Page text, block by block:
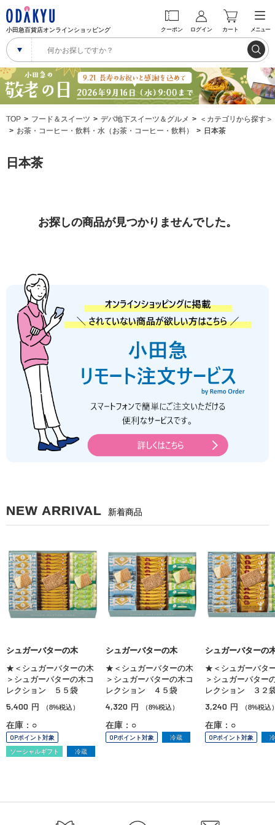
小田急百貨店オンラインショッピング クーポン ログイン カート メニュー
TOP フード＆スイーツ デパ地下スイーツ＆グルメ
＜カテゴリから探す＞
お茶・コーヒー・飲料・水（お茶・コーヒー・飲料）
日本茶
日本茶
お探しの商品が見つかりませんでした。
NEW ARRIVAL 新着商品
シュガーバターの木
★＜シュガーバターの木
＞シュガーバターの木コ
レクション ５５袋
5,400 円 （8%税込）
在庫：○
OPポイント対象
ソーシャルギフト
冷蔵
シュガーバターの木
★＜シュガーバターの木
＞シュガーバターの木コ
レクション ４５袋
4,320 円 （8%税込）
在庫：○
OPポイント対象 冷蔵
シュガーバターの
★＜シュガーバタ
＞シュガーバター
レクション ３２
3,240 円 （8%税込
在庫：○
OPポイント対象